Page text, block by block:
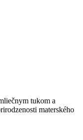
tukom a
materského